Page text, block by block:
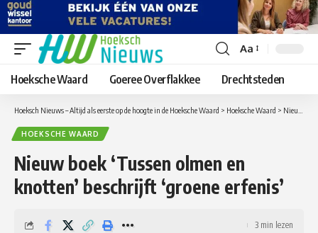
Lettergrootte
aanpassen
Aa
Hoeksche Waard Goeree Overflakkee Drechtsteden
Hoeksch Nieuws – Altijd als eerste op de hoogte in de Hoeksche Waard > Hoeksche Waard > Nieuw boek ‘Tussen olmen en knotten’ beschrijft ‘groene erfenis’
HOEKSCHE WAARD
Nieuw boek ‘Tussen olmen en
knotten’ beschrijft ‘groene erfenis’
3 min lezen